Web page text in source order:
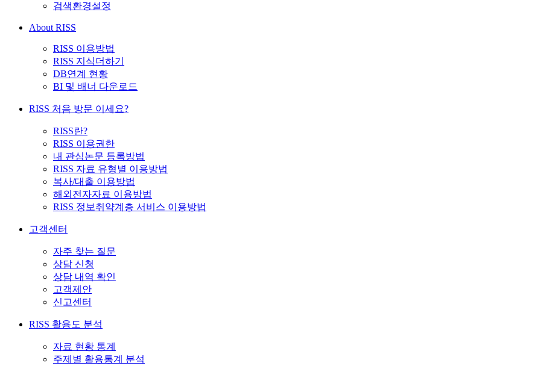
검색환경설정
About RISS
RISS 이용방법
RISS 지식더하기
DB연계 현황
BI 및 배너 다운로드
RISS 처음 방문 이세요?
RISS란?
RISS 이용권한
내 관심논문 등록방법
RISS 자료 유형별 이용방법
복사/대출 이용방법
해외전자자료 이용방법
RISS 정보취약계층 서비스 이용방법
고객센터
자주 찾는 질문
상담 신청
상담 내역 확인
고객제안
신고센터
RISS 활용도 분석
자료 현황 통계
주제별 활용통계 분석